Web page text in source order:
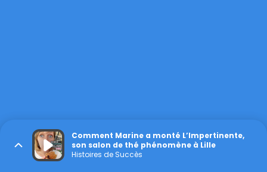
Comment Marine a monté L’Impertinente,
son salon de thé phénomène à Lille
Histoires de Succès